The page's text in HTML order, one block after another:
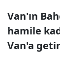
Van'ın
hamile
Van'a